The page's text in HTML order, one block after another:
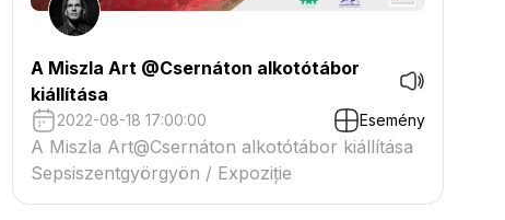
A Miszla Art @Csernáton alkotótábor
kiállítása
2022-08-18 17:00:00 Esemény
A Miszla Art@Csernáton alkotótábor kiállítása
Sepsiszentgyörgyön / Expoziție